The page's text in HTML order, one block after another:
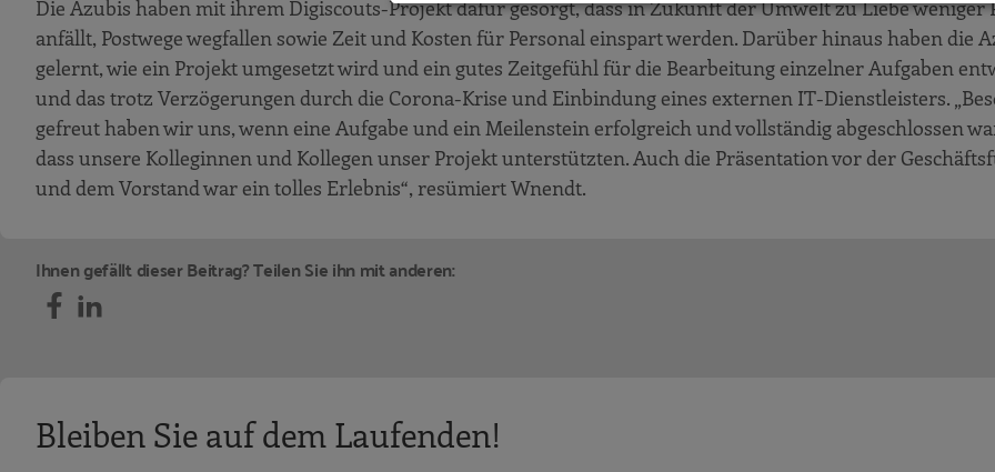
Die Azubis haben mit ihrem Digiscouts-Projekt dafür gesorgt, dass in Zukunft der Umwelt zu Liebe weniger
anfällt, Postwege wegfallen sowie Zeit und Kosten für Personal einspart werden. Darüber hinaus haben die
gelernt, wie ein Projekt umgesetzt wird und ein gutes Zeitgefühl für die Bearbeitung einzelner Aufgaben
und das trotz Verzögerungen durch die Corona-Krise und Einbindung eines externen IT-Dienstleisters.
gefreut haben wir uns, wenn eine Aufgabe und ein Meilenstein erfolgreich und vollständig abgeschlossen
dass unsere Kolleginnen und Kollegen unser Projekt unterstützten. Auch die Präsentation vor der
und dem Vorstand war ein tolles Erlebnis“, resümiert Wnendt.
Ihnen gefällt dieser Beitrag? Teilen Sie ihn mit anderen:
Bleiben Sie auf dem Laufenden!